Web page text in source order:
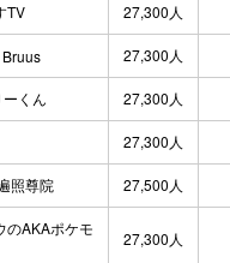
TV 27,300人
27,300人
くん 27,300人
27,300人
照尊院 27,500人
のAKAポケモ
27,300人